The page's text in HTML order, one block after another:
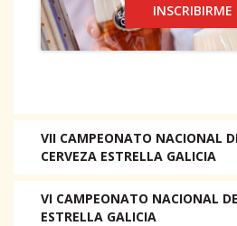
INSCRIBIRME
VII CAMPEONATO NACIONAL
CERVEZA ESTRELLA GALICIA
VI CAMPEONATO NACIONAL
ESTRELLA GALICIA